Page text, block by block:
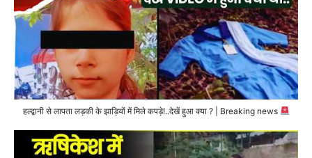
हल्द्वानी से लापता लड़की के झाड़ियों में मिले कपड़े!..देखें हुआ क्या ? | Breaking news